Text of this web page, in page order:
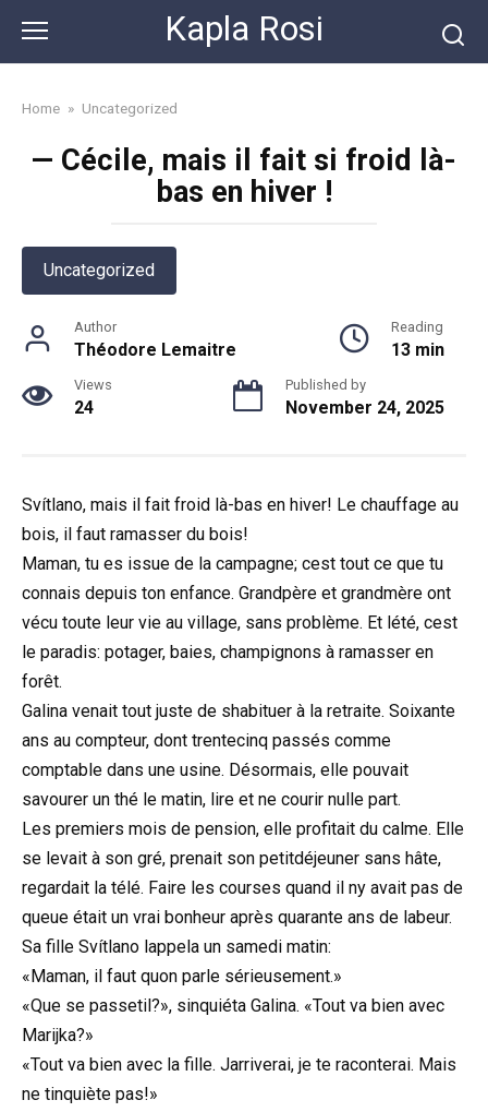
content
Kapla Rosi
Home » Uncategorized
— Cécile, mais il fait si froid là-
bas en hiver !
Uncategorized
Author
Théodore Lemaitre
Reading
13 min
Views
24
Published by
November 24, 2025
Svítlano, mais il fait froid là-bas en hiver! Le chauffage au
bois, il faut ramasser du bois!
Maman, tu es issue de la campagne; cest tout ce que tu
connais depuis ton enfance. Grandpère et grandmère ont
vécu toute leur vie au village, sans problème. Et lété, cest
le paradis: potager, baies, champignons à ramasser en
forêt.
Galina venait tout juste de shabituer à la retraite. Soixante
ans au compteur, dont trentecinq passés comme
comptable dans une usine. Désormais, elle pouvait
savourer un thé le matin, lire et ne courir nulle part.
Les premiers mois de pension, elle profitait du calme. Elle
se levait à son gré, prenait son petitdéjeuner sans hâte,
regardait la télé. Faire les courses quand il ny avait pas de
queue était un vrai bonheur après quarante ans de labeur.
Sa fille Svítlano lappela un samedi matin:
«Maman, il faut quon parle sérieusement.»
«Que se passetil?», sinquiéta Galina. «Tout va bien avec
Marijka?»
«Tout va bien avec la fille. Jarriverai, je te raconterai. Mais
ne tinquiète pas!»